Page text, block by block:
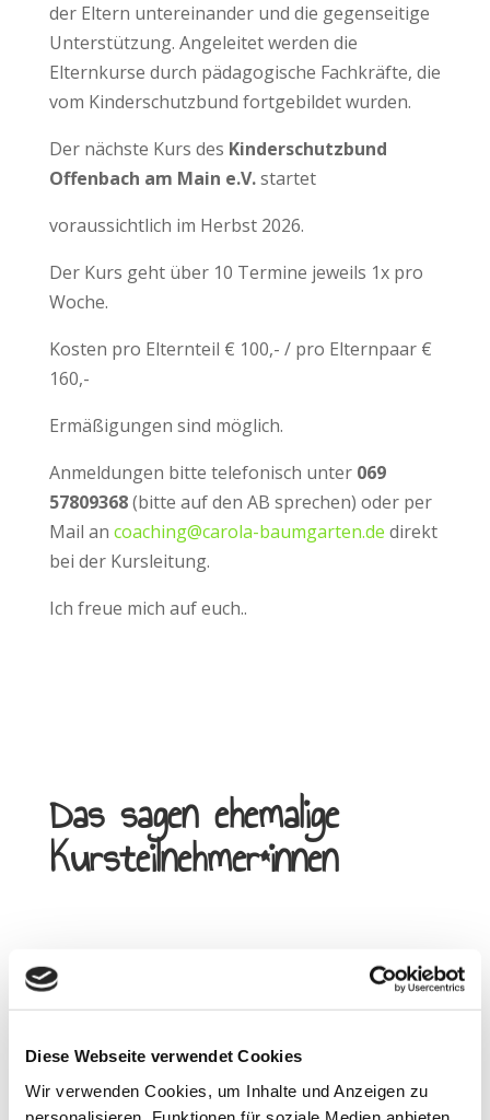
Diese Webseite verwendet Cookies
Wir verwenden Cookies, um Inhalte und Anzeigen zu
der Eltern untereinander und die gegenseitige
Unterstützung. Angeleitet werden die
Elternkurse durch pädagogische Fachkräfte, die
vom Kinderschutzbund fortgebildet wurden.
Der nächste Kurs des Kinderschutzbund
Offenbach am Main e.V.startet
voraussichtlich im Herbst 2026.
Der Kurs geht über 10 Termine jeweils 1x pro
Woche.
Kosten pro Elternteil € 100,- / pro Elternpaar €
160,-
Ermäßigungen sind möglich.
Anmeldungen bitte telefonisch unter 069
57809368(bitte auf den AB sprechen) oder per
Mail an coaching@carola-baumgarten.de direkt
bei der Kursleitung.
Ich freue mich auf euch..
Das sagen ehemalige
Kursteilnehmer*innen
Liebe Carola,
nochmals ganz herzlichen Dank für den